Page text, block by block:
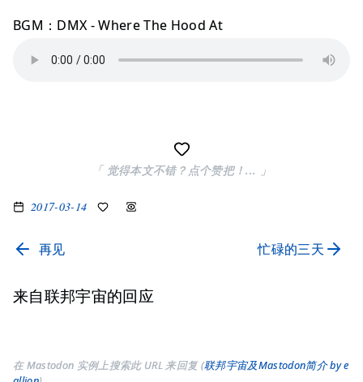
BGM：DMX - Where The Hood At
「 觉得本文不错？点个赞把！... 」
2017-03-14
再见 忙碌的三天
来自联邦宇宙的回应
在 Mastodon 实例上搜索此 URL 来回复 (联邦宇宙及Mastodon简介 by e